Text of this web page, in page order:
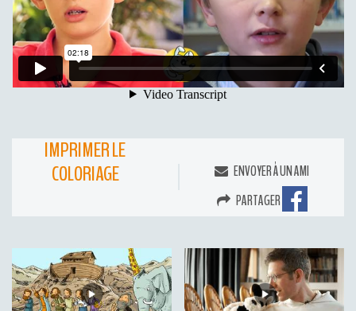
IMPRIMER LE
COLORIAGE
ENVOYER À UN AMI
PARTAGER